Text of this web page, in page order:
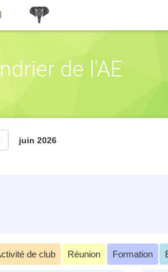
de l'AE
juin 2026
de club Réunion Formation